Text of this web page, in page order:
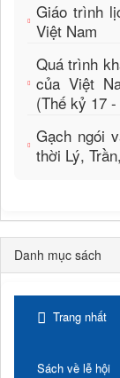
Giáo trình
Việt Nam
Quá trình
của Việt
(Thế kỷ 17 -
Gạch ngói
thời Lý,
Danh mục sách
Trang nhất
Sách về lễ hội